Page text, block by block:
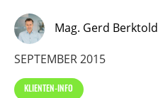
Mag. Gerd Berktold
SEPTEMBER 2015
KLIENTEN-INFO